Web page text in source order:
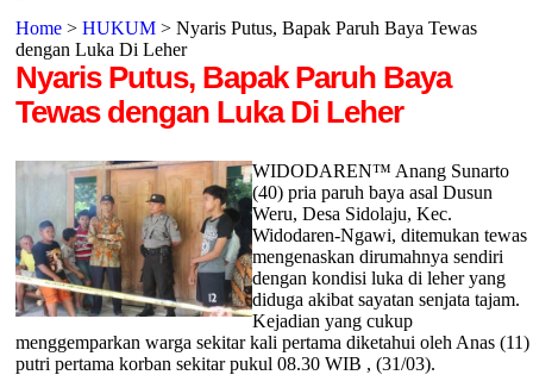
Home> HUKUM> Nyaris Putus, Bapak Paruh Baya Tewas
dengan Luka Di Leher
Nyaris Putus, Bapak Paruh Baya
Tewas dengan Luka Di Leher
WIDODAREN™ Anang Sunarto
(40) pria paruh baya asal Dusun
Weru, Desa Sidolaju, Kec.
Widodaren-Ngawi, ditemukan tewas
mengenaskan dirumahnya sendiri
dengan kondisi luka di leher yang
diduga akibat sayatan senjata tajam.
Kejadian yang cukup
menggemparkan warga sekitar kali pertama diketahui oleh Anas (11)
putri pertama korban sekitar pukul 08.30 WIB , (31/03).